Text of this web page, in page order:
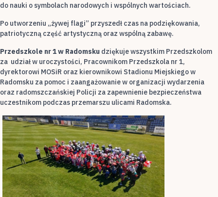
do nauki o symbolach narodowych i wspólnych wartościach.
Po utworzeniu „żywej flagi” przyszedł czas na podziękowania,
patriotyczną część artystyczną oraz wspólną zabawę.
Przedszkole nr 1 w Radomsku dziękuje wszystkim Przedszkolom
za udział w uroczystości, Pracownikom Przedszkola nr 1,
dyrektorowi MOSiR oraz kierownikowi Stadionu Miejskiego w
Radomsku za pomoc i zaangażowanie w organizacji wydarzenia
oraz radomszczańskiej Policji za zapewnienie bezpieczeństwa
uczestnikom podczas przemarszu ulicami Radomska.